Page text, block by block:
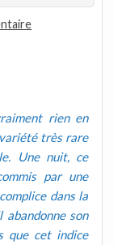
rien en
très rare
Une nuit, ce
par une
dans la
abandonne son
que cet indice